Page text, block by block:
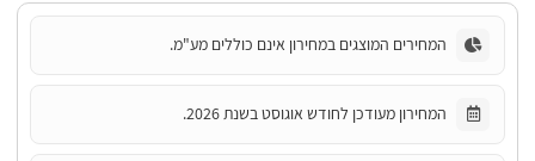
המחירים המוצגים במחירון אינם כוללים מע"מ.
המחירון מעודכן לחודש אוגוסט בשנת 2026.